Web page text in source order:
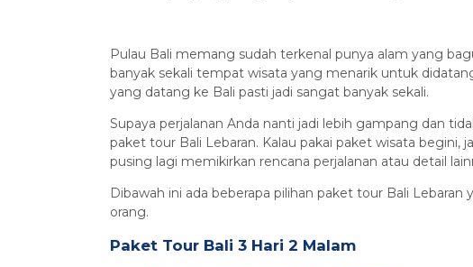
Pulau Bali memang sudah terkenal punya alam yang
banyak sekali tempat wisata yang menarik untuk
yang datang ke Bali pasti jadi sangat banyak sekali.
Supaya perjalanan Anda nanti jadi lebih gampang dan
paket tour Bali Lebaran. Kalau pakai paket wisata begini,
pusing lagi memikirkan rencana perjalanan atau detail
Dibawah ini ada beberapa pilihan paket tour Bali
orang.
Paket Tour Bali 3 Hari 2 Malam